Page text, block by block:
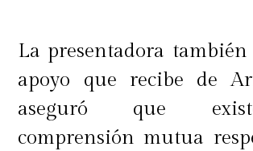
La presentadora también
apoyo que recibe de
aseguró que
comprensión mutua